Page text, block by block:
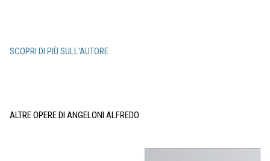
SCOPRI DI PIÙ SULL'AUTORE
ALTRE OPERE DI ANGELONI ALFREDO